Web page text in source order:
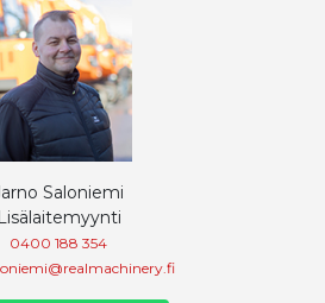
Saloniemi
Lisälaitemyynti
0400 188 354